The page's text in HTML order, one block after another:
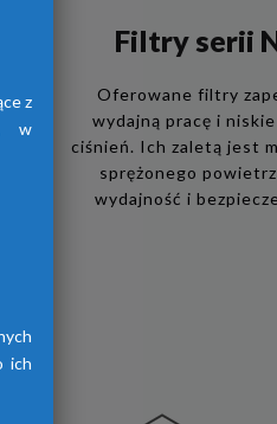
Filtry serii
Oferowane filtry
wydajną pracę i
ciśnień. Ich zaletą jest
sprężonego
wydajność i
z
w
ich